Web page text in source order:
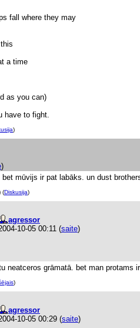
fall where they may
a time
as you can)
have to fight.
)
)
mūvijs ir pat labāks. un dust
(Diskusija)
agressor
10-05 00:11 (saite)
neatceros grāmatā. bet man protams
)
agressor
10-05 00:29 (saite)